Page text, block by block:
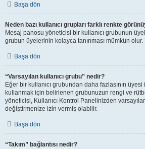
Başa dön
Neden bazı kullanıcı grupları farklı renkte
Mesaj panosu yöneticisi bir kullanıcı grubunun
grubun üyelerinin kolayca tanınması mümkün olur.
Başa dön
“Varsayılan kullanıcı grubu” nedir?
Eğer bir kullanıcı grubundan daha fazlasının
kullanmak için belirlenen grubunuzun rengi ve
yöneticisi, Kullanıcı Kontrol Panelinizden
değiştirmenize izin vermiş olabilir.
Başa dön
“Takım” bağlantısı nedir?